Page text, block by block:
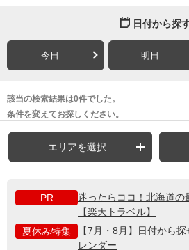
日付から探
今日 明日
該当の検索結果は0件でした。
条件を変えてお探しください。
エリアを選択
PR
迷ったらココ！北海道の
【楽天トラベル】
夏休み特集
【7月・8月】日付から
レンダー